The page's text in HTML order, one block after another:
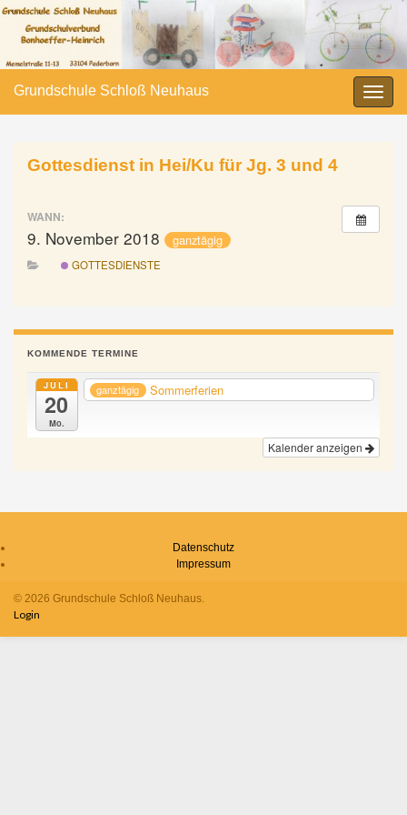
Grundschule Schloß Neuhaus
Gottesdienst in Hei/Ku für Jg. 3 und 4
WANN:
9. November 2018 ganztägig
GOTTESDIENSTE
KOMMENDE TERMINE
JULI
20
Mo.
ganztägig Sommerferien
Kalender anzeigen
Datenschutz
Impressum
© 2026 Grundschule Schloß Neuhaus.
Login